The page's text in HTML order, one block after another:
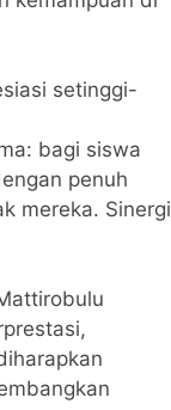
setinggi-
bagi siswa
penuh
mereka. Sinergi